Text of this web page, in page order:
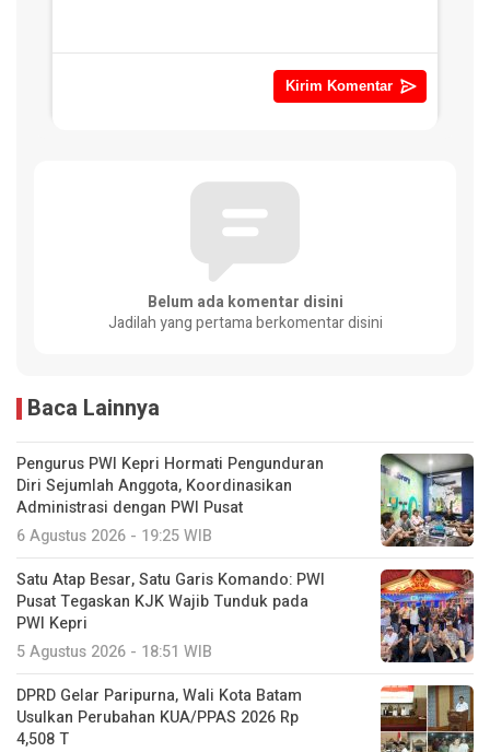
Belum ada komentar disini
Jadilah yang pertama berkomentar disini
Baca Lainnya
Pengurus PWI Kepri Hormati Pengunduran
Diri Sejumlah Anggota, Koordinasikan
Administrasi dengan PWI Pusat
6 Agustus 2026 - 19:25 WIB
Satu Atap Besar, Satu Garis Komando: PWI
Pusat Tegaskan KJK Wajib Tunduk pada
PWI Kepri
5 Agustus 2026 - 18:51 WIB
DPRD Gelar Paripurna, Wali Kota Batam
Usulkan Perubahan KUA/PPAS 2026 Rp
4,508 T